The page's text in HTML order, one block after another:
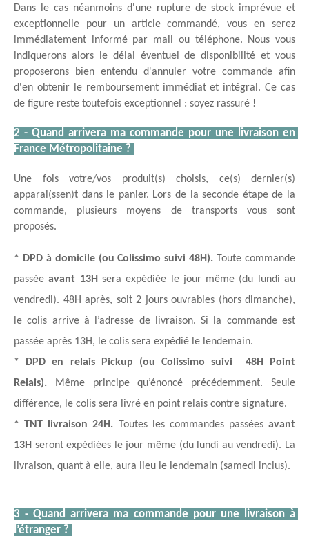
Dans le cas néanmoins d'une rupture de stock imprévue et
exceptionnelle pour un article commandé, vous en serez
immédiatement informé par mail ou téléphone. Nous vous
indiquerons alors le délai éventuel de disponibilité et vous
proposerons bien entendu d'annuler votre commande afin
d'en obtenir le remboursement immédiat et intégral. Ce cas
de figure reste toutefois exceptionnel : soyez rassuré !
2 - Quand arrivera ma commande pour une livraison en
France Métropolitaine ?
Une fois votre/vos produit(s) choisis, ce(s) dernier(s)
apparai(ssen)t dans le panier. Lors de la seconde étape de la
commande, plusieurs moyens de transports vous sont
proposés.
* DPD à domicile (ou Colissimo suivi 48H). Toute commande
passée avant 13H sera expédiée le jour même (du lundi au
vendredi). 48H après, soit 2 jours ouvrables (hors dimanche),
le colis arrive à l’adresse de livraison. Si la commande est
passée après 13H, le colis sera expédié le lendemain.
* DPD en relais Pickup (ou Colissimo suivi  48H Point
Relais). Même principe qu’énoncé précédemment. Seule
différence, le colis sera livré en point relais contre signature.
* TNT livraison 24H.
Toutes les commandes passées avant
13H seront expédiées le jour même (du lundi au vendredi). La
livraison, quant à elle, aura lieu le lendemain (samedi inclus).
3 - Quand arrivera ma commande pour une livraison à
l’étranger ?